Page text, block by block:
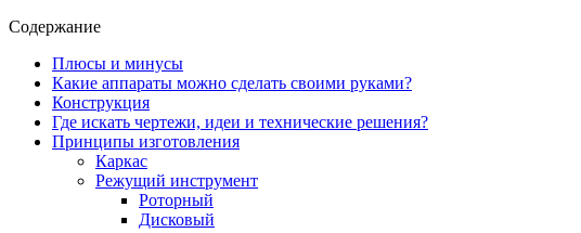
Содержание
Плюсы и минусы
Какие аппараты можно сделать своими руками?
Конструкция
Где искать чертежи, идеи и технические решения?
Принципы изготовления
Каркас
Режущий инструмент
Роторный
Дисковый